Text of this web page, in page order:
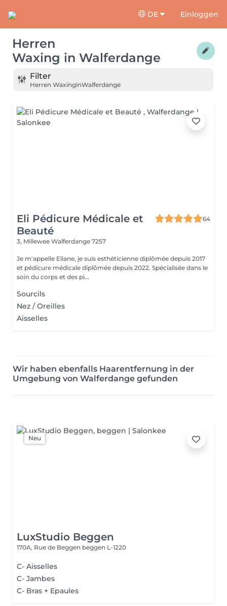
DE Einloggen
Herren
Waxing in Walferdange
Filter
Herren WaxinginWalferdange
Eli Pédicure Médicale et
Beauté
64
3, Millewee Walferdange 7257
Je m'appelle Eliane, je suis esthéticienne diplômée depuis 2017
et pédicure médicale diplômée depuis 2022. Spécialisée dans le
soin du corps et des pi...
Sourcils
Nez / Oreilles
Aisselles
Wir haben ebenfalls Haarentfernung in der
Umgebung von Walferdange gefunden
Neu
LuxStudio Beggen
170A, Rue de Beggen beggen L-1220
C- Aisselles
C- Jambes
C- Bras + Epaules